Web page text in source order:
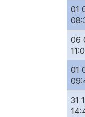
01
06
01
31